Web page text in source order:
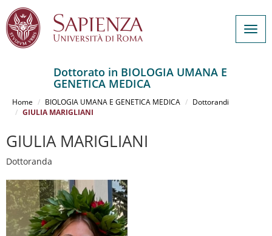
contenuto
Dottorato in BIOLOGIA UMANA E
GENETICA MEDICA
Home BIOLOGIA UMANA E GENETICA MEDICA
Dottorandi
GIULIA MARIGLIANI
GIULIA MARIGLIANI
Dottoranda